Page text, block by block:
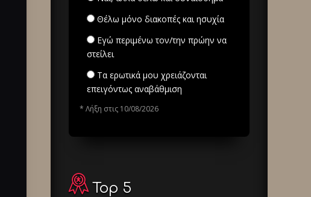
Θέλω μόνο διακοπές και ησυχία
Εγώ περιμένω τον/την πρώην να
στείλει
Τα ερωτικά μου χρειάζονται
επειγόντως αναβάθμιση
* Λήξη στις 10/08/2026
Top 5